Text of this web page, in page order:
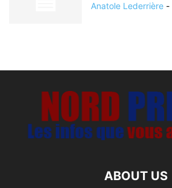
Anatole Lederrière -
ABOUT US